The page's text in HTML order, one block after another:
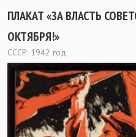
ПЛАКАТ «ЗА ВЛАСТЬ
ОКТЯБРЯ!»
СССР. 1942 год